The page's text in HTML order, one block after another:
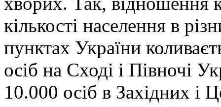
кількості населення в
пунктах України
осіб на Сході і Півночі
10.000 осіб в Західних і